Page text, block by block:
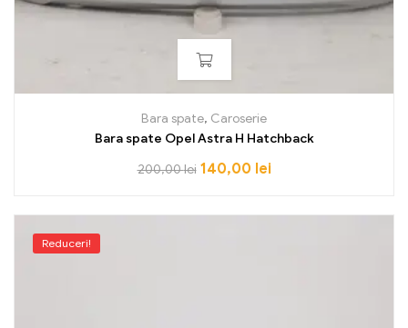
Bara spate, Caroserie
Bara spate Opel Astra H Hatchback
200,00lei 140,00 lei
Reduceri!